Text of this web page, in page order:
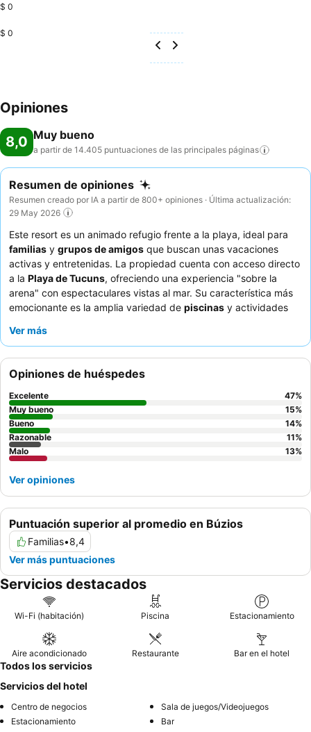
$ 0
$ 0
Opiniones
8,0 Muy bueno
a partir de 14.405 puntuaciones de las principales páginas
Resumen de opiniones
Resumen creado por IA a partir de 800+ opiniones · Última actualización:
29 May 2026
Este resort es un animado refugio frente a la playa, ideal para
familias y grupos de amigos que buscan unas vacaciones
activas y entretenidas. La propiedad cuenta con acceso directo
a la Playa de Tucuns, ofreciendo una experiencia "sobre la
arena" con espectaculares vistas al mar. Su característica más
emocionante es la amplia variedad de piscinas y actividades
que proporciona entretenimiento para todas las edades. Los
dedicado
, especialmente a los equipos de recreación y
entretenimiento, y disfrutan de los
Para una estancia más tranquila, los huéspedes deberían
considerar solicitar una habitación que no dé a las zonas de
actividad principal.
Ver más
Puntuación superior al promedio en Búzios
Familias•8,4
Ver más puntuaciones
Opiniones de huéspedes
Excelente 47%
Muy bueno
15%
Bueno
14%
Razonable
11%
Malo
13%
Ver opiniones
Servicios destacados
Wi-Fi (habitación) Piscina Estacionamiento
Aire acondicionado Restaurante Bar en el hotel
Todos los servicios
Servicios del hotel
Centro de negocios
Sala de juegos/Videojuegos
Estacionamiento
Bar